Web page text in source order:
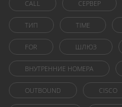
CALL СЕРВЕР
ТИП TIME
FOR ШЛЮЗ
ВНУТРЕННИЕ НОМЕРА
OUTBOUND CISCO